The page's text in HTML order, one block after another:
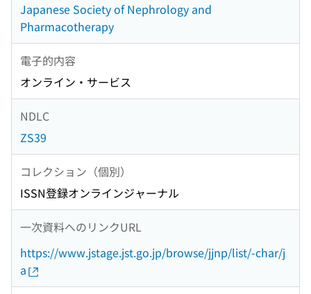
Japanese Society of Nephrology and
Pharmacotherapy
電子的内容
オンライン・サービス
NDLC
ZS39
コレクション（個別）
ISSN登録オンラインジャーナル
一次資料へのリンクURL
https://www.jstage.jst.go.jp/browse/jjnp/list/-char/j
a